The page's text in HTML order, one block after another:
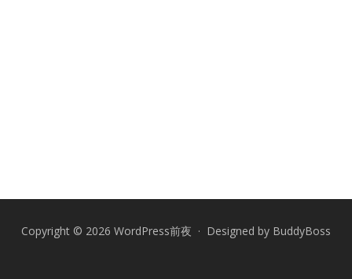
Copyright © 2026 WordPress前夜 · Designed by BuddyBoss